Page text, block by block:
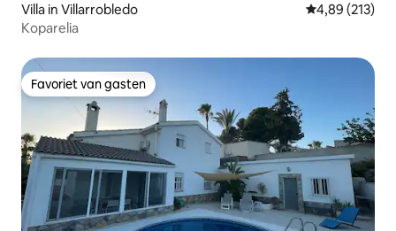
Villa in Villarrobledo Gemiddelde
4,89 (213)
Koparelia
Favoriet van gasten
Favoriet van gasten